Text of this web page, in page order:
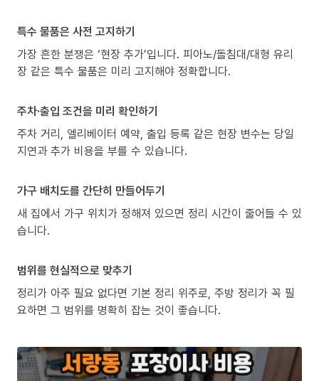
특수 물품은 사전 고지하기
가장 흔한 분쟁은 ‘현장 추가’입니다. 피아노/돌침대/대형 유리
장 같은 특수 물품은 미리 고지해야 정확합니다.
주차·출입 조건을 미리 확인하기
주차 거리, 엘리베이터 예약, 출입 등록 같은 현장 변수는 당일
지연과 추가 비용을 부를 수 있습니다.
가구 배치도를 간단히 만들어두기
새 집에서 가구 위치가 정해져 있으면 정리 시간이 줄어들 수 있
습니다.
범위를 현실적으로 맞추기
정리가 아주 필요 없다면 기본 정리 위주로, 주방 정리가 꼭 필
요하면 그 범위를 명확히 잡는 것이 좋습니다.